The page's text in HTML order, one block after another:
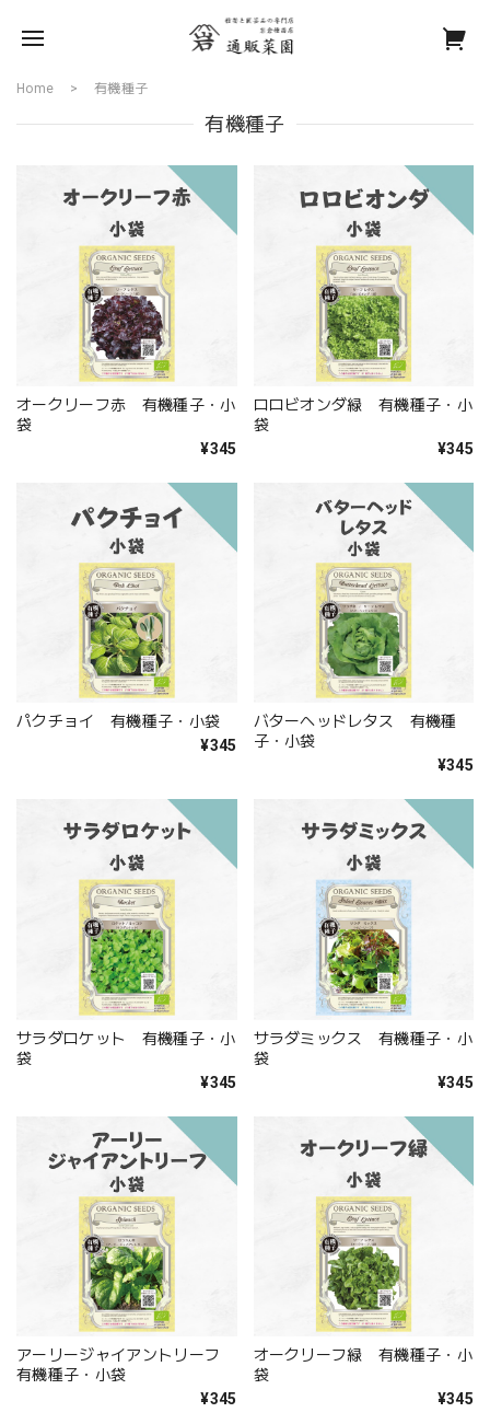
Home 有機種子
有機種子
オークリーフ赤 有機種子・小
袋
¥345
ロロビオンダ緑 有機種子・小
袋
¥345
パクチョイ 有機種子・小袋
¥345
バターヘッドレタス 有機種
子・小袋
¥345
サラダロケット 有機種子・小
袋
¥345
サラダミックス 有機種子・小
袋
¥345
アーリージャイアントリーフ
有機種子・小袋
¥345
オークリーフ緑 有機種子・小
袋
¥345